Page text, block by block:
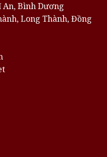
Bình Dương
Long Thành, Đồng